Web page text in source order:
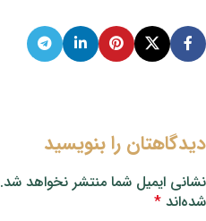
دیدگاهتان را بنویسید
نشانی ایمیل شما منتشر نخواهد شد.
شده‌اند *